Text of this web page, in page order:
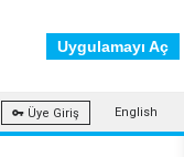
Üye Giriş English
Uygulamayı Aç